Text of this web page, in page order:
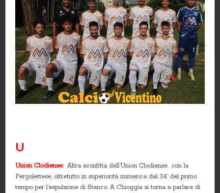
U
Union Clodiense:Altra sconfitta dell’Union Clodiense con la
Pergolettese, oltretutto in superiorità numerica dal 34’ del primo
tempo per l’espulsione di Stanco. A Chioggia si torna a parlare di